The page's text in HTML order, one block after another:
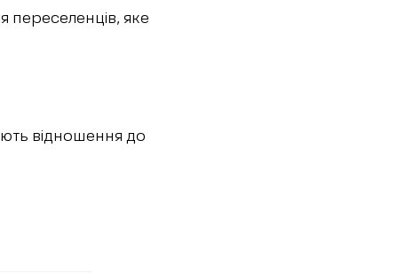
переселенців, яке
відношення до